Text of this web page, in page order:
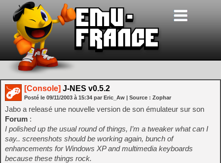
[Console] J-NES v0.5.2
Posté le 09/11/2003 à 15:34 par Eric_Aw | Source : Zophar
Jabo a releasé une nouvelle version de son émulateur sur son
Forum :
I polished up the usual round of things, I’m a tweaker what can I
say.. screenshots should be working again, bunch of
enhancements for Windows XP and multimedia keyboards
because these things rock.